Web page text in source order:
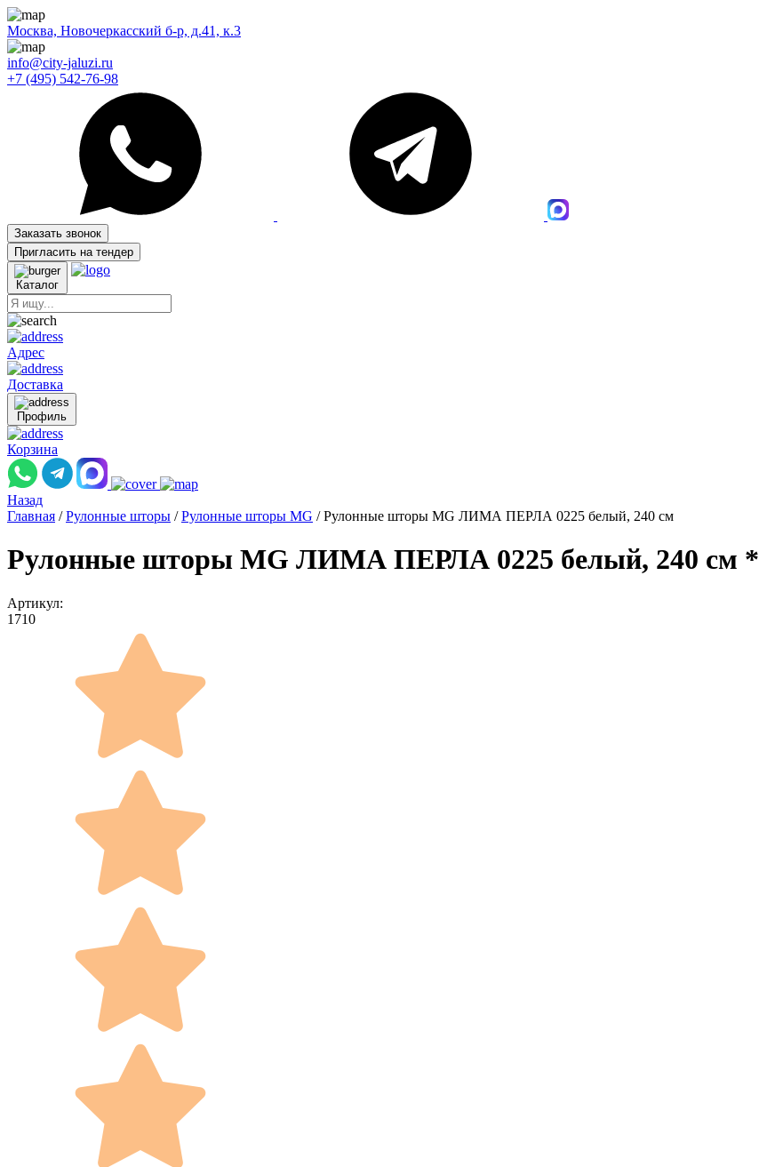
Москва, Новочеркасский б-р, д.41, к.3
info@city-jaluzi.ru
+7 (495) 542-76-98
Заказать звонок
Пригласить на тендер
Каталог
Адрес
Доставка
Профиль
Корзина
Назад
Главная / Рулонные шторы / Рулонные шторы MG / Рулонные шторы MG ЛИМА ПЕРЛА 0225 белый, 240 см
Рулонные шторы MG ЛИМА ПЕРЛА 0225 белый, 240 см *
Артикул:
1710